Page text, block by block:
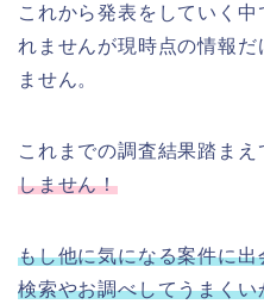
これから発表をしていく
れませんが現時点の情報だ
ません。
これまでの調査結果踏まえ
しません！
もし他に気になる案件に
検索やお調べしてうまく